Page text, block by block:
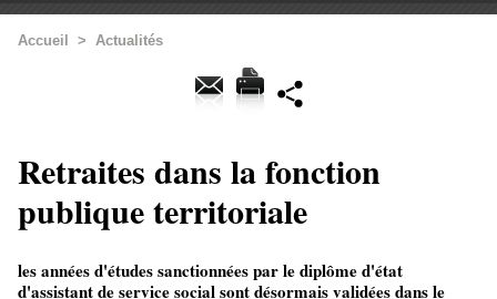
Accueil > Actualités
Retraites dans la fonction
publique territoriale
les années d'études sanctionnées par le diplôme d'état
d'assistant de service social sont désormais validées dans le